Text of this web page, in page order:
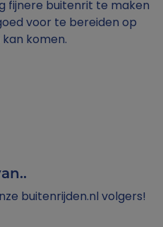
fijnere buitenrit te maken
voor te bereiden op
komen.
buitenrijden.nl volgers!